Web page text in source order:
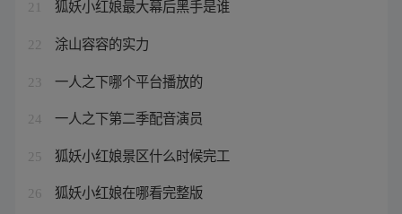
21 狐妖小红娘最大幕后黑手是谁
22 涂山容容的实力
23 一人之下哪个平台播放的
24 一人之下第二季配音演员
25 狐妖小红娘景区什么时候完工
26 狐妖小红娘在哪看完整版